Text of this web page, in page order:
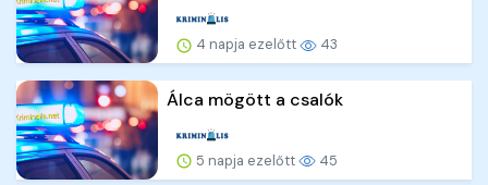
4 napja ezelőtt 43
Álca mögött a csalók
5 napja ezelőtt 45